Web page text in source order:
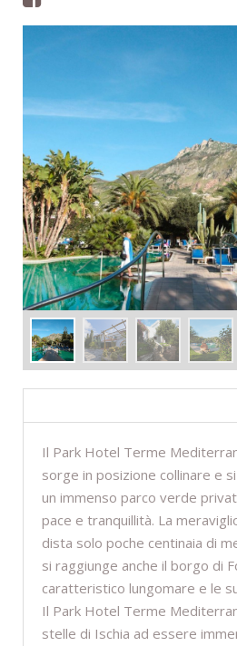
Il Park Hotel Terme
sorge in posizione collinare e
un immenso parco verde
pace e tranquillità. La
dista solo poche centinaia di
si raggiunge anche il borgo di
caratteristico lungomare e le
Il Park Hotel Terme
stelle di Ischia ad essere